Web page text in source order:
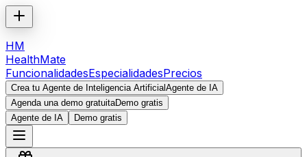
HM
HealthMate
FuncionalidadesEspecialidadesPrecios
Crea tu Agente de Inteligencia ArtificialAgente de IA
Agenda una demo gratuitaDemo gratis
Agente de IA
Demo gratis